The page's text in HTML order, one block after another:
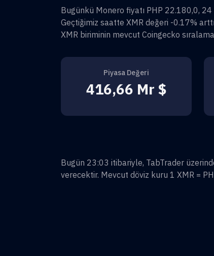
Bugünkü Monero fiyatı PHP 22.180,0, 24
Geçtiğimiz saatte XMR değeri -0.17%
XMR biriminin mevcut Coingecko
Piyasa Değeri
416,66 Mr $
Bugün 23:03 itibariyle, TabTrader
verecektir. Mevcut döviz kuru 1 XMR =